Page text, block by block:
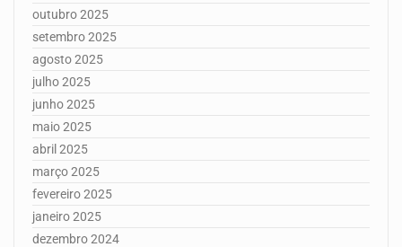
outubro 2025
setembro 2025
agosto 2025
julho 2025
junho 2025
maio 2025
abril 2025
março 2025
fevereiro 2025
janeiro 2025
dezembro 2024